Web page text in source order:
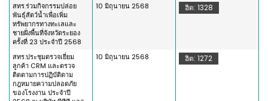
สทร.ร่วมกิจกรรมปล่อย
พันธุ์สัตว์น้ำเพื่อเพิ่ม
ทรัพยากรทางทะเลและ
ชายฝั่งพื้นที่จังหวัดระยอง
ครั้งที่ 23 ประจำปี 2568
10 มิถุนายน 2568 ฮิต: 1328
สทร.ประชุมตรวจเยี่ยม
ลูกค้า CRM และตรวจ
ติดตามการปฏิบัติตาม
กฎหมายความปลอดภัย
ของโรงงาน ประจำปี
10 มิถุนายน 2568 ฮิต: 1272